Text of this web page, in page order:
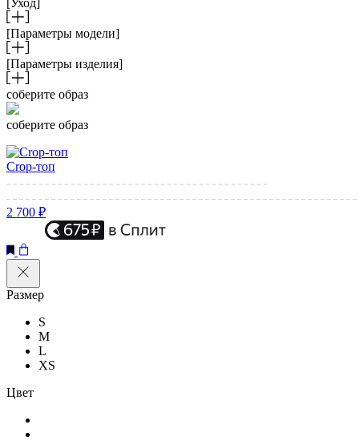
[Уход]
[Параметры модели]
[Параметры изделия]
соберите образ
соберите образ
Crop-топ
2 700 ₽
Размер
S
M
L
XS
Цвет